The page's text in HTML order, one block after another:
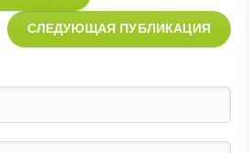
СЛЕДУЮЩАЯ ПУБЛИКАЦИЯ